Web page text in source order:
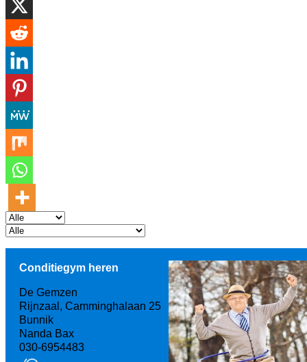
Conditiegym heren
De Gemzen
Rijnzaal, Camminghalaan 25
Bunnik
Nanda Bax
030-6954483